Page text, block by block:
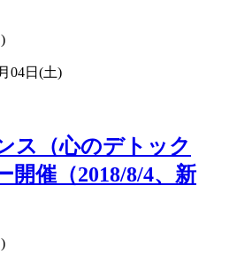
04日(土)
ス（心のデトック
開催（2018/8/4、新